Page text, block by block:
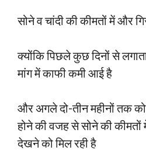
सोने व चांदी की कीमतों में और
क्योंकि पिछले कुछ दिनों से
मांग में काफी कमी आई है
और अगले दो-तीन महीनों तक
होने की वजह से सोने की कीमतों
देखने को मिल रही है